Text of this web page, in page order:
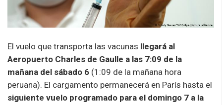
El vuelo que transporta las vacunas llegará al
Aeropuerto Charles de Gaulle a las 7:09 de la
mañana del sábado 6 (1:09 de la mañana hora
peruana). El cargamento permanecerá en París hasta el
siguiente vuelo programado para el domingo 7 a la